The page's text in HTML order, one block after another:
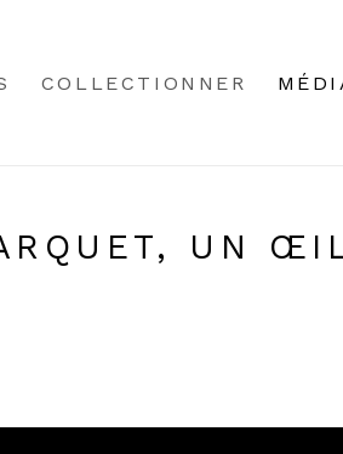
COLLECTIONNER
UN